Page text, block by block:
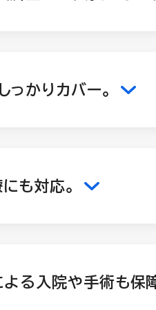
っかりカバー。
も対応。
よる入院や手術も保